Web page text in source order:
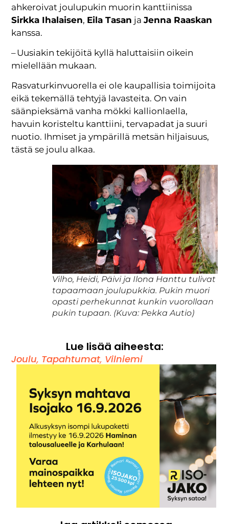
ahkeroivat joulupukin muorin kanttiinissa
Sirkka Ihalaisen, Eila Tasan jaJenna Raaskan
kanssa.
– Uusiakin tekijöitä kyllä haluttaisiin oikein
mielellään mukaan.
Rasvaturkinvuorella ei ole kaupallisia toimijoita
eikä tekemällä tehtyjä lavasteita. On vain
säänpieksämä vanha mökki kallionlaella,
havuin koristeltu kanttiini, tervapadat ja suuri
nuotio. Ihmiset ja ympärillä metsän hiljaisuus,
tästä se joulu alkaa.
Vilho, Heidi, Päivi ja Ilona Hanttu tulivat
tapaamaan joulupukkia. Pukin muori
opasti perhekunnat kunkin vuorollaan
pukin tupaan. (Kuva: Pekka Autio)
Lue lisää aiheesta:
Joulu, Tapahtumat, Vilniemi